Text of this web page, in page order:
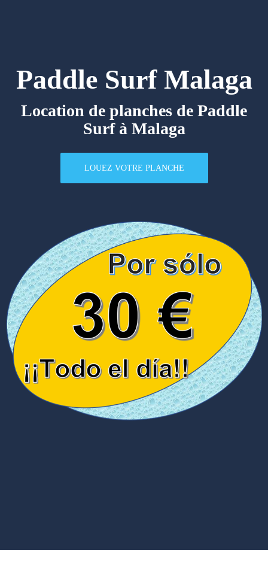
Paddle Surf Malaga
Location de planches de Paddle
Surf à Malaga
LOUEZ VOTRE PLANCHE